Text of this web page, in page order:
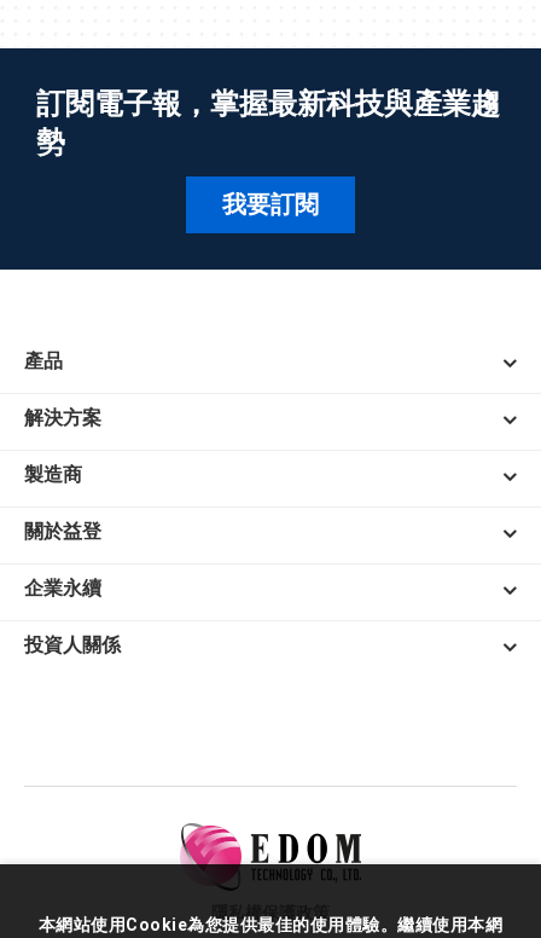
訂閱電子報，掌握最新科技與產業趨
勢
我要訂閱
產品
解決方案
製造商
關於益登
企業永續
投資人關係
隱私權保護政策
本網站使用Cookie為您提供最佳的使用體驗。繼續使用本網